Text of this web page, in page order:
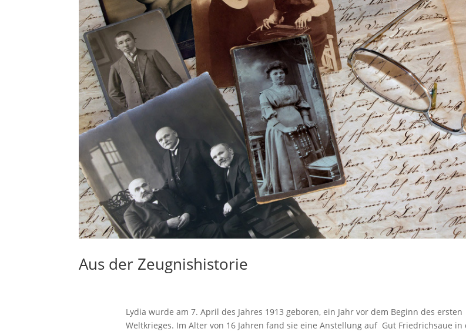
Aus der Zeugnishistorie
Lydia wurde am 7. April des Jahres 1913 geboren, ein Jahr vor dem Beginn des ersten
Weltkrieges. Im Alter von 16 Jahren fand sie eine Anstellung auf Gut Friedrichsaue in